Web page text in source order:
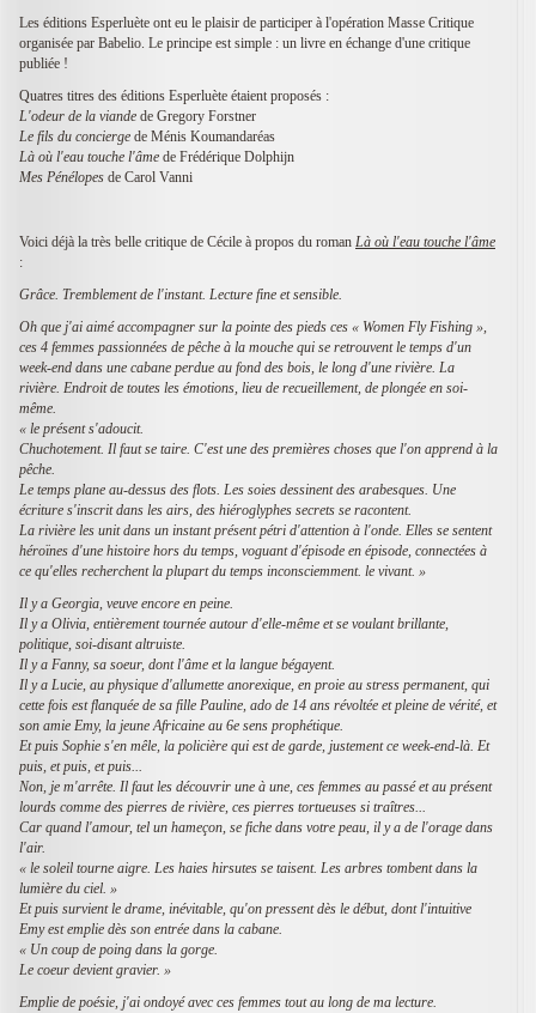
Les éditions Esperluète ont eu le plaisir de participer à l'opération Masse Critique
organisée par Babelio. Le principe est simple : un livre en échange d'une critique
publiée !
Quatres titres des éditions Esperluète étaient proposés :
L'odeur de la viande de Gregory Forstner
Le fils du concierge de Ménis Koumandaréas
Là où l'eau touche l'âme de Frédérique Dolphijn
Mes Pénélopes de Carol Vanni
Voici déjà la très belle critique de Cécile à propos du roman Là où l'eau touche l'âme
:
Grâce. Tremblement de l'instant. Lecture fine et sensible.
Oh que j'ai aimé accompagner sur la pointe des pieds ces « Women Fly Fishing »,
ces 4 femmes passionnées de pêche à la mouche qui se retrouvent le temps d'un
week-end dans une cabane perdue au fond des bois, le long d'une rivière. La
rivière. Endroit de toutes les émotions, lieu de recueillement, de plongée en soi-
même.
« le présent s'adoucit.
Chuchotement. Il faut se taire. C'est une des premières choses que l'on apprend à la
pêche.
Le temps plane au-dessus des flots. Les soies dessinent des arabesques. Une
écriture s'inscrit dans les airs, des hiéroglyphes secrets se racontent.
La rivière les unit dans un instant présent pétri d'attention à l'onde. Elles se sentent
héroïnes d'une histoire hors du temps, voguant d'épisode en épisode, connectées à
ce qu'elles recherchent la plupart du temps inconsciemment. le vivant. »
Il y a Georgia, veuve encore en peine.
Il y a Olivia, entièrement tournée autour d'elle-même et se voulant brillante,
politique, soi-disant altruiste.
Il y a Fanny, sa soeur, dont l'âme et la langue bégayent.
Il y a Lucie, au physique d'allumette anorexique, en proie au stress permanent, qui
cette fois est flanquée de sa fille Pauline, ado de 14 ans révoltée et pleine de vérité, et
son amie Emy, la jeune Africaine au 6e sens prophétique.
Et puis Sophie s'en mêle, la policière qui est de garde, justement ce week-end-là. Et
puis, et puis, et puis...
Non, je m'arrête. Il faut les découvrir une à une, ces femmes au passé et au présent
lourds comme des pierres de rivière, ces pierres tortueuses si traîtres...
Car quand l'amour, tel un hameçon, se fiche dans votre peau, il y a de l'orage dans
l'air.
« le soleil tourne aigre. Les haies hirsutes se taisent. Les arbres tombent dans la
lumière du ciel. »
Et puis survient le drame, inévitable, qu'on pressent dès le début, dont l'intuitive
Emy est emplie dès son entrée dans la cabane.
« Un coup de poing dans la gorge.
Le coeur devient gravier. »
Emplie de poésie, j'ai ondoyé avec ces femmes tout au long de ma lecture.